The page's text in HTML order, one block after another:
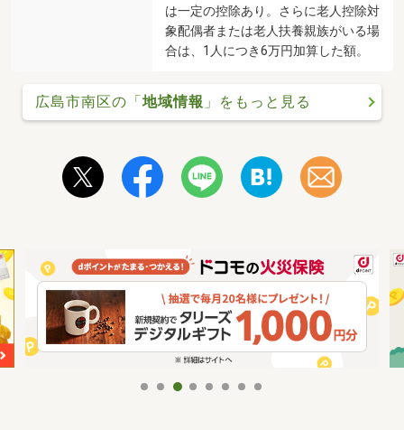
は一定の控除あり。さらに老人控除対
象配偶者または老人扶養親族がいる場
合は、1人につき6万円加算した額。
広島市南区の「地域情報 」をもっと見る